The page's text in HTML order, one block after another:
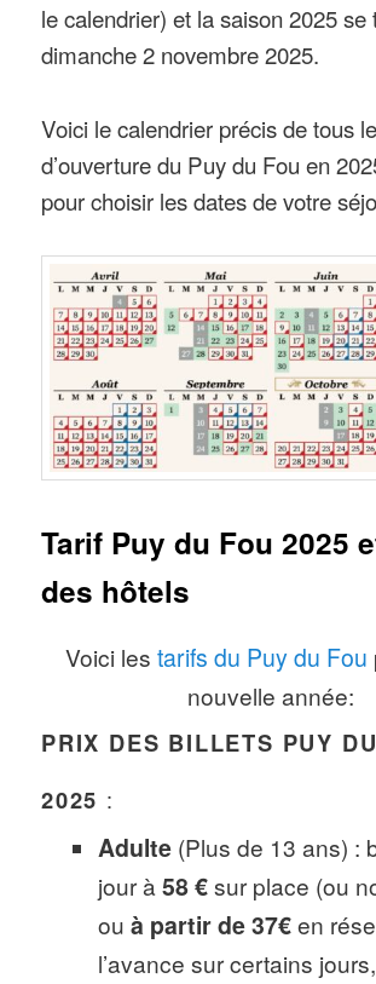
le calendrier) et la saison 2025 se
dimanche 2 novembre 2025.
Voici le calendrier précis de tous
d’ouverture du Puy du Fou en
pour choisir les dates de votre
Tarif Puy du Fou 2025
des hôtels
Voici les tarifs du Puy du Fou
nouvelle année:
PRIX DES BILLETS PUY
2025 :
Adulte(Plus de 13 ans) :
jour à 58 €sur place (ou
ou à partir de 37€en
l’avance sur certains jours,